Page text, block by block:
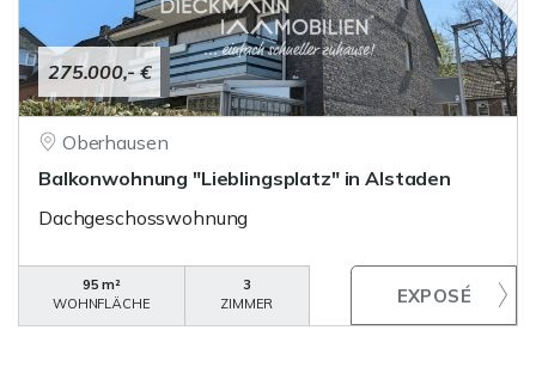
275.000,- €
Oberhausen
Balkonwohnung "Lieblingsplatz" in Alstaden
Dachgeschosswohnung
95 m²
WOHNFLÄCHE
3
ZIMMER